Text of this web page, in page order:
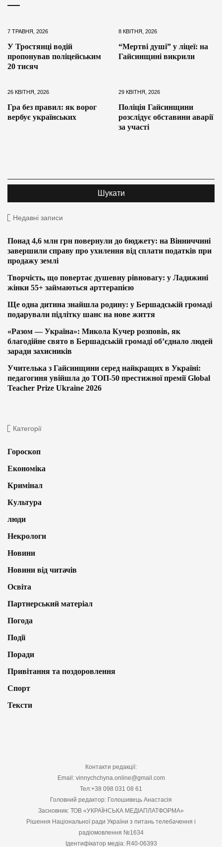
7 ТРАВНЯ, 2026
У Тростянці водій
пропонував поліцейським
20 тисяч
8 КВІТНЯ, 2026
“Мертві душі” у ліцеї: на
Гайсинщині викрили
26 КВІТНЯ, 2026
Гра без правил: як ворог
вербує українських
29 КВІТНЯ, 2026
Поліція Гайсинщини
розслідує обставини аварії
за участі
Недавні записи
Понад 4,6 млн грн повернули до бюджету: на Вінниччині
завершили справу про ухилення від сплати податків при
продажу землі
Творчість, що повертає душевну рівновагу: у Ладижині
жінки 55+ займаються арттерапією
Ще одна дитина знайшла родину: у Бершадській громаді
подарували підлітку шанс на нове життя
«Разом — Україна»: Микола Кучер розповів, як
благодійне свято в Бершадській громаді об’єднало людей
заради захисників
Учителька з Гайсинщини серед найкращих в Україні:
педагогиня увійшла до ТОП-50 престижної премії Global
Teacher Prize Ukraine 2026
Категорії
Гороскоп
Економіка
Кримінал
Культура
люди
Некрологи
Новини
Новини від читачів
Освіта
Партнерський матеріал
Погода
Події
Поради
Привітання та поздоровлення
Спорт
Тексти
Контакти редакції:
Email: vinnychchyna.online@gmail.com
Тел:+38 098 031 08 61
Головний редактор: Голошивець Анастасія
Засновник: ТОВ «УКРАЇНСЬКА МЕДІАПЛАТФОРМА»
Рішення Національної ради України з питань телебачення і
радіомовлення №1634
Ідентифікатор медіа: R40-06393